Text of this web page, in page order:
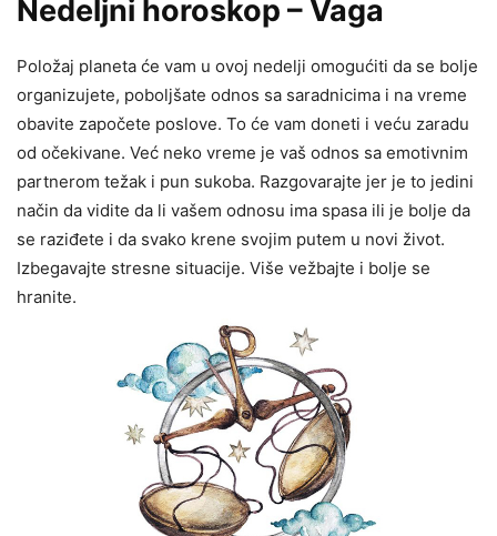
Nedeljni horoskop – Vaga
Položaj planeta će vam u ovoj nedelji omogućiti da se bolje
organizujete, poboljšate odnos sa saradnicima i na vreme
obavite započete poslove. To će vam doneti i veću zaradu
od očekivane. Već neko vreme je vaš odnos sa emotivnim
partnerom težak i pun sukoba. Razgovarajte jer je to jedini
način da vidite da li vašem odnosu ima spasa ili je bolje da
se raziđete i da svako krene svojim putem u novi život.
Izbegavajte stresne situacije. Više vežbajte i bolje se
hranite.